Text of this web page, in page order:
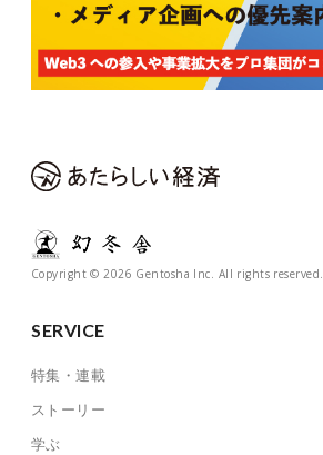
Copyright © 2026 Gentosha Inc. All rights reserved.
SERVICE
特集・連載
ストーリー
学ぶ